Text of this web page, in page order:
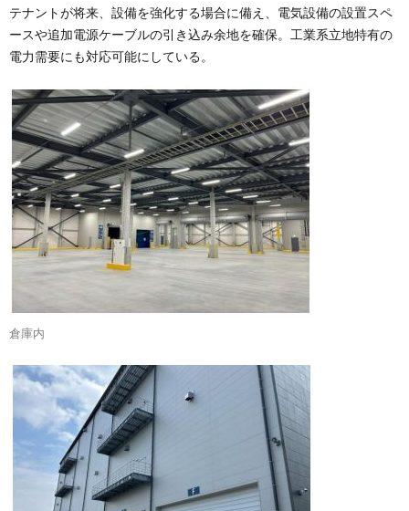
テナントが将来、設備を強化する場合に備え、電気設備の設置スペ
ースや追加電源ケーブルの引き込み余地を確保。工業系立地特有の
電力需要にも対応可能にしている。
倉庫内